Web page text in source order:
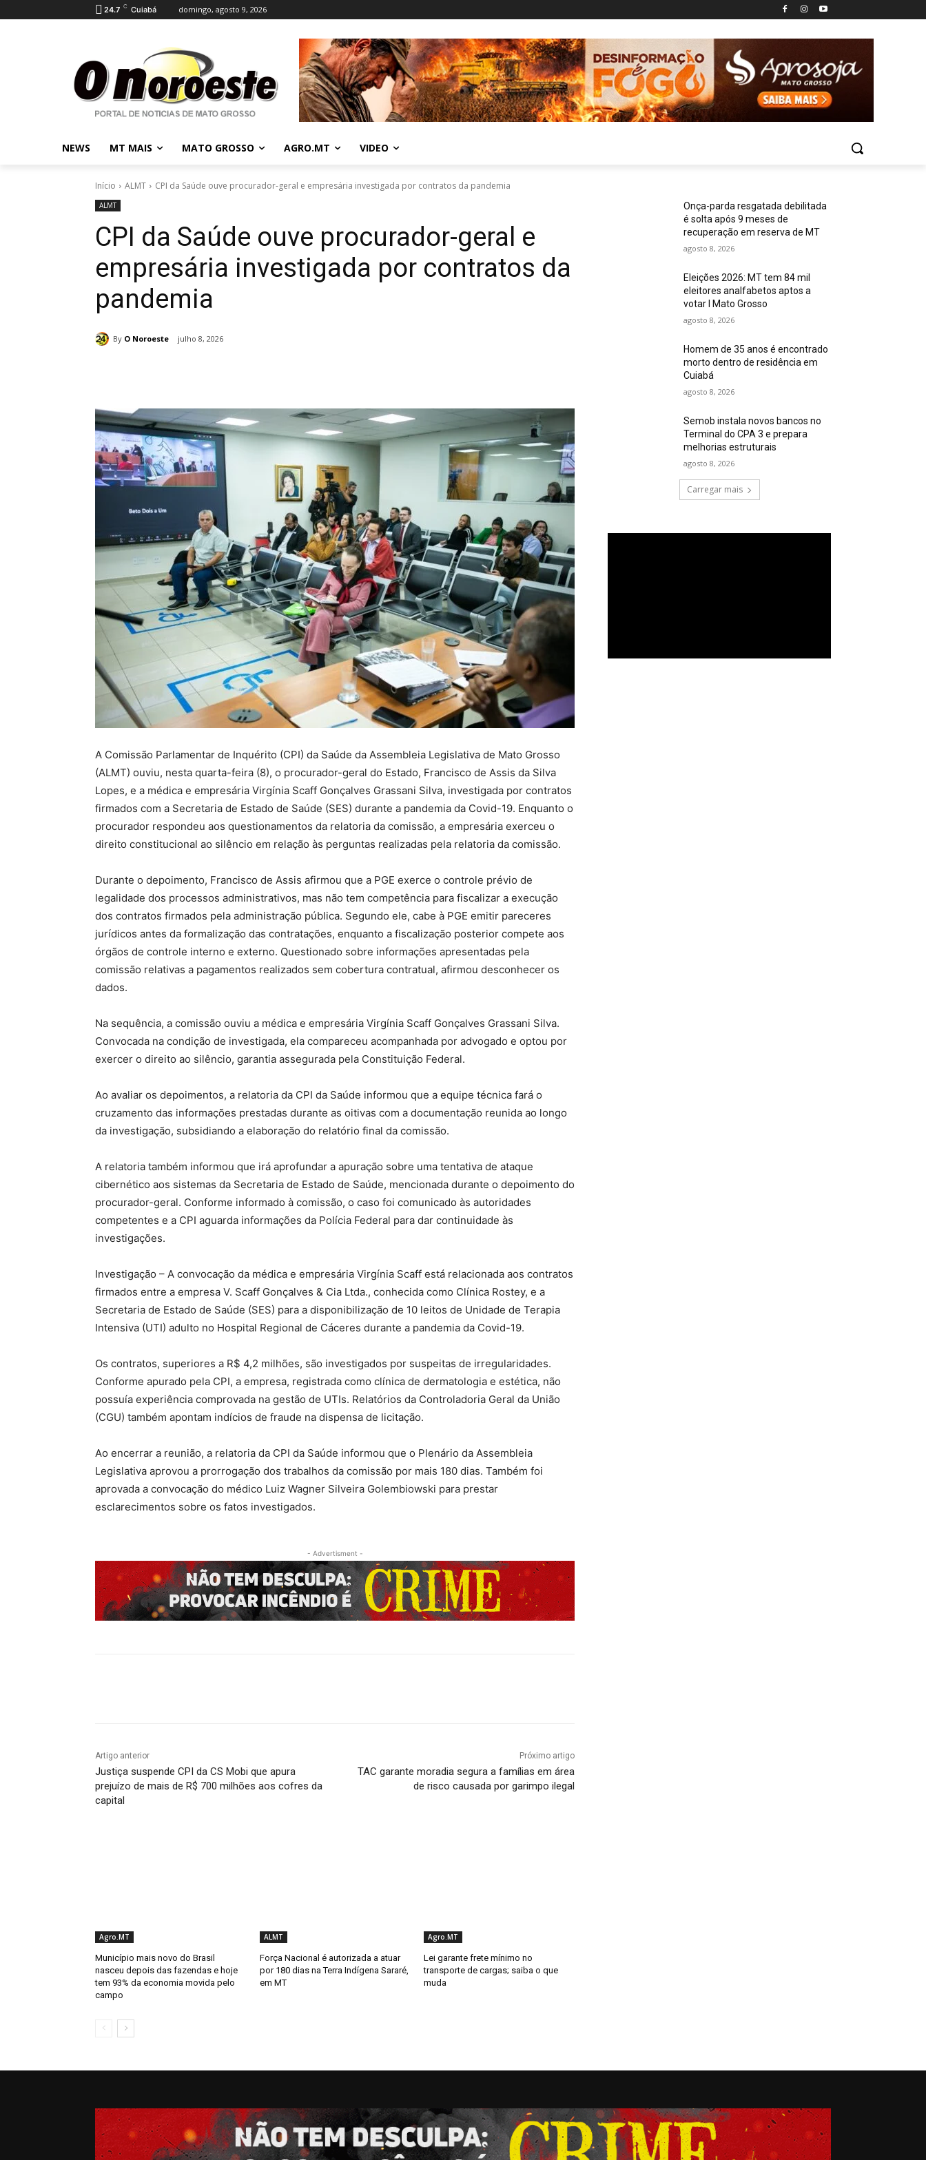
24.7 C Cuiabá domingo, agosto 9, 2026
NEWS MT MAIS MATO GROSSO AGRO.MT VIDEO
Início ALMT CPI da Saúde ouve procurador-geral e empresária investigada por contratos da pandemia
ALMT
CPI da Saúde ouve procurador-geral e
empresária investigada por contratos da
pandemia
By O Noroeste julho 8, 2026
A Comissão Parlamentar de Inquérito (CPI) da Saúde da Assembleia Legislativa de Mato Grosso
(ALMT) ouviu, nesta quarta-feira (8), o procurador-geral do Estado, Francisco de Assis da Silva
Lopes, e a médica e empresária Virgínia Scaff Gonçalves Grassani Silva, investigada por contratos
firmados com a Secretaria de Estado de Saúde (SES) durante a pandemia da Covid-19. Enquanto o
procurador respondeu aos questionamentos da relatoria da comissão, a empresária exerceu o
direito constitucional ao silêncio em relação às perguntas realizadas pela relatoria da comissão.
Durante o depoimento, Francisco de Assis afirmou que a PGE exerce o controle prévio de
legalidade dos processos administrativos, mas não tem competência para fiscalizar a execução
dos contratos firmados pela administração pública. Segundo ele, cabe à PGE emitir pareceres
jurídicos antes da formalização das contratações, enquanto a fiscalização posterior compete aos
órgãos de controle interno e externo. Questionado sobre informações apresentadas pela
comissão relativas a pagamentos realizados sem cobertura contratual, afirmou desconhecer os
dados.
Na sequência, a comissão ouviu a médica e empresária Virgínia Scaff Gonçalves Grassani Silva.
Convocada na condição de investigada, ela compareceu acompanhada por advogado e optou por
exercer o direito ao silêncio, garantia assegurada pela Constituição Federal.
Ao avaliar os depoimentos, a relatoria da CPI da Saúde informou que a equipe técnica fará o
cruzamento das informações prestadas durante as oitivas com a documentação reunida ao longo
da investigação, subsidiando a elaboração do relatório final da comissão.
A relatoria também informou que irá aprofundar a apuração sobre uma tentativa de ataque
cibernético aos sistemas da Secretaria de Estado de Saúde, mencionada durante o depoimento do
procurador-geral. Conforme informado à comissão, o caso foi comunicado às autoridades
competentes e a CPI aguarda informações da Polícia Federal para dar continuidade às
investigações.
Investigação – A convocação da médica e empresária Virgínia Scaff está relacionada aos contratos
firmados entre a empresa V. Scaff Gonçalves & Cia Ltda., conhecida como Clínica Rostey, e a
Secretaria de Estado de Saúde (SES) para a disponibilização de 10 leitos de Unidade de Terapia
Intensiva (UTI) adulto no Hospital Regional de Cáceres durante a pandemia da Covid-19.
Os contratos, superiores a R$ 4,2 milhões, são investigados por suspeitas de irregularidades.
Conforme apurado pela CPI, a empresa, registrada como clínica de dermatologia e estética, não
possuía experiência comprovada na gestão de UTIs. Relatórios da Controladoria Geral da União
(CGU) também apontam indícios de fraude na dispensa de licitação.
Ao encerrar a reunião, a relatoria da CPI da Saúde informou que o Plenário da Assembleia
Legislativa aprovou a prorrogação dos trabalhos da comissão por mais 180 dias. Também foi
aprovada a convocação do médico Luiz Wagner Silveira Golembiowski para prestar
esclarecimentos sobre os fatos investigados.
- Advertisment -
Artigo anterior
Justiça suspende CPI da CS Mobi que apura
prejuízo de mais de R$ 700 milhões aos cofres da
capital
Próximo artigo
TAC garante moradia segura a famílias em área
de risco causada por garimpo ilegal
Agro.MT
Município mais novo do Brasil
nasceu depois das fazendas e hoje
tem 93% da economia movida pelo
campo
ALMT
Força Nacional é autorizada a atuar
por 180 dias na Terra Indígena Sararé,
em MT
Agro.MT
Lei garante frete mínimo no
transporte de cargas; saiba o que
muda
Onça-parda resgatada debilitada
é solta após 9 meses de
recuperação em reserva de MT
agosto 8, 2026
Eleições 2026: MT tem 84 mil
eleitores analfabetos aptos a
votar I Mato Grosso
agosto 8, 2026
Homem de 35 anos é encontrado
morto dentro de residência em
Cuiabá
agosto 8, 2026
Semob instala novos bancos no
Terminal do CPA 3 e prepara
melhorias estruturais
agosto 8, 2026
Carregar mais